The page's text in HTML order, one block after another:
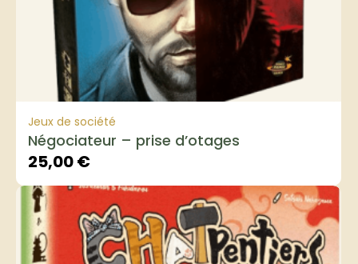
Jeux de société
Négociateur – prise d’otages
25,00€